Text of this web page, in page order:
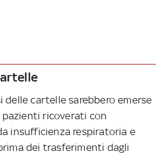
delle cartelle sarebbero emerse
ricoverati con
insufficienza respiratoria e
dei trasferimenti dagli